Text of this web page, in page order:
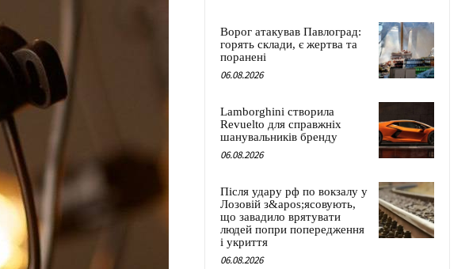
Ворог атакував Павлоград:
горять склади, є жертва та
поранені
06.08.2026
Lamborghini створила
Revuelto для справжніх
шанувальників бренду
06.08.2026
Після удару рф по вокзалу у
Лозовій з&apos;ясовують,
що завадило врятувати
людей попри попередження
і укриття
06.08.2026